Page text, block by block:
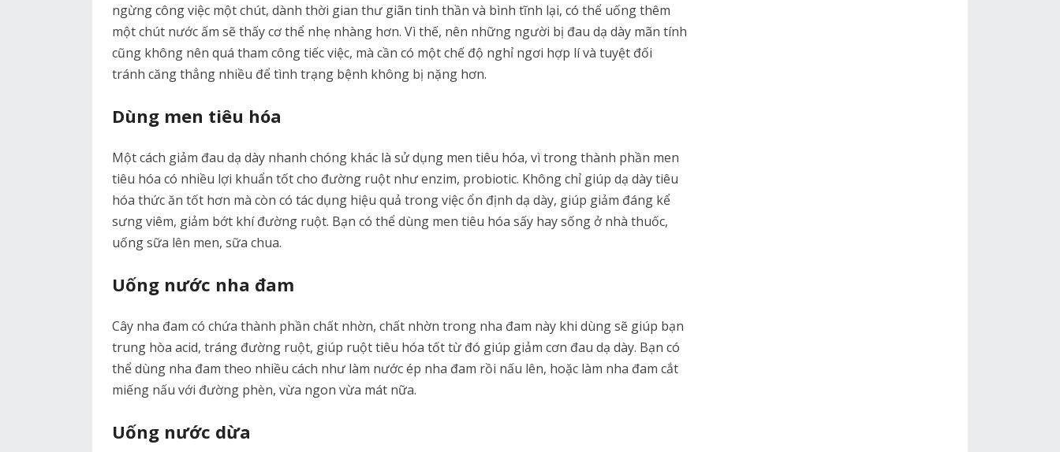
ngừng công việc một chút, dành thời gian thư giãn tinh thần và bình tĩnh lại, có thể uống thêm
một chút nước ấm sẽ thấy cơ thể nhẹ nhàng hơn. Vì thế, nên những người bị đau dạ dày mãn tính
cũng không nên quá tham công tiếc việc, mà cần có một chế độ nghỉ ngơi hợp lí và tuyệt đối
tránh căng thẳng nhiều để tình trạng bệnh không bị nặng hơn.
Dùng men tiêu hóa
Một cách giảm đau dạ dày nhanh chóng khác là sử dụng men tiêu hóa, vì trong thành phần men
tiêu hóa có nhiều lợi khuẩn tốt cho đường ruột như enzim, probiotic. Không chỉ giúp dạ dày tiêu
hóa thức ăn tốt hơn mà còn có tác dụng hiệu quả trong việc ổn định dạ dày, giúp giảm đáng kể
sưng viêm, giảm bớt khí đường ruột. Bạn có thể dùng men tiêu hóa sấy hay sống ở nhà thuốc,
uống sữa lên men, sữa chua.
Uống nước nha đam
Cây nha đam có chứa thành phần chất nhờn, chất nhờn trong nha đam này khi dùng sẽ giúp bạn
trung hòa acid, tráng đường ruột, giúp ruột tiêu hóa tốt từ đó giúp giảm cơn đau dạ dày. Bạn có
thể dùng nha đam theo nhiều cách như làm nước ép nha đam rồi nấu lên, hoặc làm nha đam cắt
miếng nấu với đường phèn, vừa ngon vừa mát nữa.
Uống nước dừa